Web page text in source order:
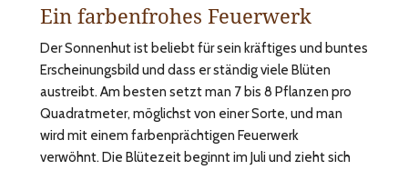
Ein farbenfrohes Feuerwerk
Der Sonnenhut ist beliebt für sein kräftiges und buntes
Erscheinungsbild und dass er ständig viele Blüten
austreibt. Am besten setzt man 7 bis 8 Pflanzen pro
Quadratmeter, möglichst von einer Sorte, und man
wird mit einem farbenprächtigen Feuerwerk
verwöhnt. Die Blütezeit beginnt im Juli und zieht sich